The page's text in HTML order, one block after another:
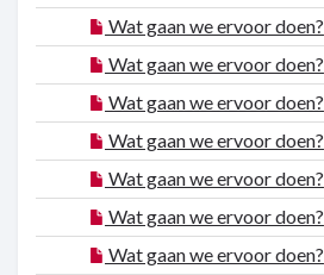
Wat gaan we ervoor doen?
Wat gaan we ervoor doen?
Wat gaan we ervoor doen?
Wat gaan we ervoor doen?
Wat gaan we ervoor doen?
Wat gaan we ervoor doen?
Wat gaan we ervoor doen?